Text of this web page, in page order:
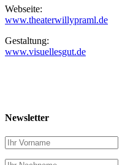
Webseite:
www.theaterwillypraml.de
Gestaltung:
www.visuellesgut.de
Newsletter